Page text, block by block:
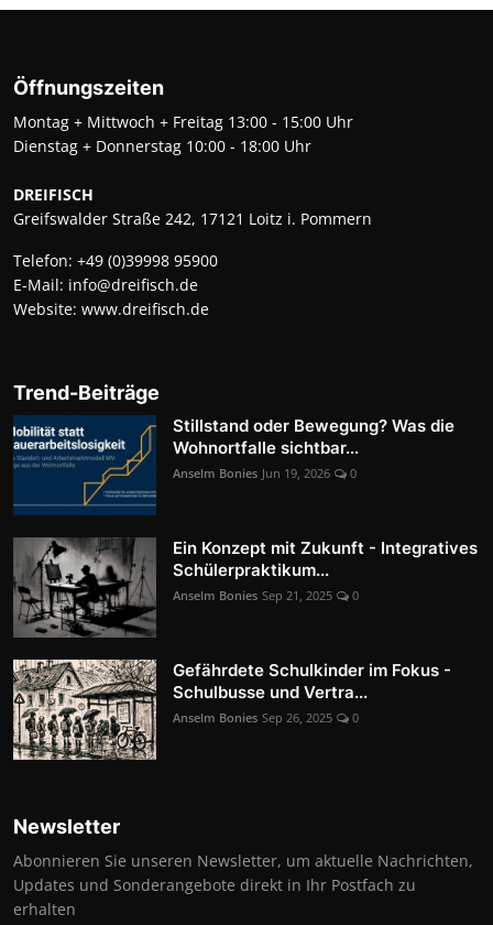
Öffnungszeiten
Montag + Mittwoch + Freitag 13:00 - 15:00 Uhr
Dienstag + Donnerstag 10:00 - 18:00 Uhr
DREIFISCH
Greifswalder Straße 242, 17121 Loitz i. Pommern
Telefon: +49 (0)39998 95900
E-Mail: info@dreifisch.de
Website: www.dreifisch.de
Trend-Beiträge
Stillstand oder Bewegung? Was die
Wohnortfalle sichtbar...
Anselm Bonies Jun 19, 2026 0
Ein Konzept mit Zukunft - Integratives
Schülerpraktikum...
Anselm Bonies Sep 21, 2025 0
Gefährdete Schulkinder im Fokus -
Schulbusse und Vertra...
Anselm Bonies Sep 26, 2025 0
Newsletter
Abonnieren Sie unseren Newsletter, um aktuelle Nachrichten,
Updates und Sonderangebote direkt in Ihr Postfach zu
erhalten